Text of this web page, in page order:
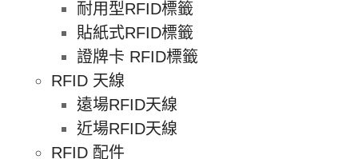
耐用型RFID標籤
貼紙式RFID標籤
證牌卡 RFID標籤
RFID 天線
遠場RFID天線
近場RFID天線
RFID 配件